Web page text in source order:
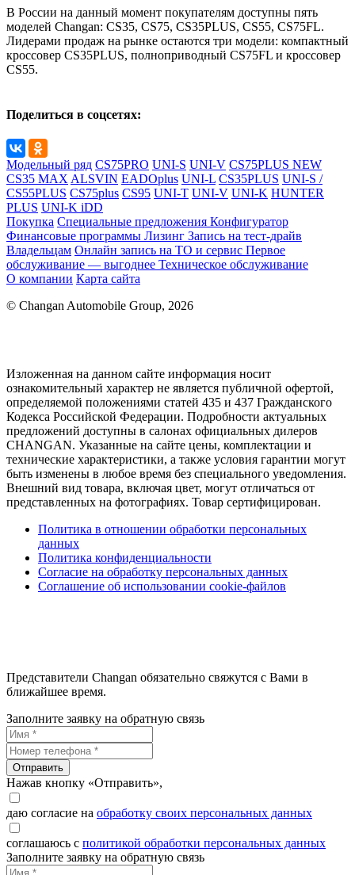
В России на данный момент покупателям доступны пять
моделей Changan: CS35, CS75, CS35PLUS, CS55, CS75FL.
Лидерами продаж на рынке остаются три модели: компактный
кроссовер CS35PLUS, полноприводный CS75FL и кроссовер
CS55.
Поделиться в соцсетях:
Модельный ряд CS75PRO UNI-S UNI-V CS75PLUS NEW
CS35 MAX ALSVIN EADOplus UNI-L CS35PLUS UNI-S /
CS55PLUS CS75plus CS95 UNI-T UNI-V UNI-K HUNTER
PLUS UNI-K iDD
Покупка Специальные предложения Конфигуратор
Финансовые программы Лизинг Запись на тест-драйв
Владельцам Онлайн запись на ТО и сервис Первое
обслуживание — выгоднее Техническое обслуживание
О компании Карта сайта
© Changan Automobile Group, 2026
Изложенная на данном сайте информация носит
ознакомительный характер не является публичной офертой,
определяемой положениями статей 435 и 437 Гражданского
Кодекса Российской Федерации. Подробности актуальных
предложений доступны в салонах официальных дилеров
CHANGAN. Указанные на сайте цены, комплектации и
технические характеристики, а также условия гарантии могут
быть изменены в любое время без специального уведомления.
Внешний вид товара, включая цвет, могут отличаться от
представленных на фотографиях. Товар сертифицирован.
Политика в отношении обработки персональных
данных
Политика конфиденциальности
Согласие на обработку персональных данных
Соглашение об использовании cookie-файлов
Представители Changan обязательно свяжутся с Вами в
ближайшее время.
Заполните заявку на обратную связь
Отправить
Нажав кнопку «Отправить»,
даю согласие на обработку своих персональных данных
соглашаюсь с политикой обработки персональных данных
Заполните заявку на обратную связь